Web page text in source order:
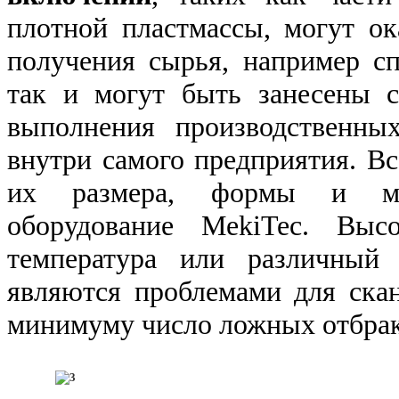
плотной пластмассы, могут
получения сырья, например
так и могут быть занесены
выполнения
внутри самого предприятия.
их размера, формы и
оборудование MekiTec.
температура или различный
являются проблемами для
минимуму число ложных